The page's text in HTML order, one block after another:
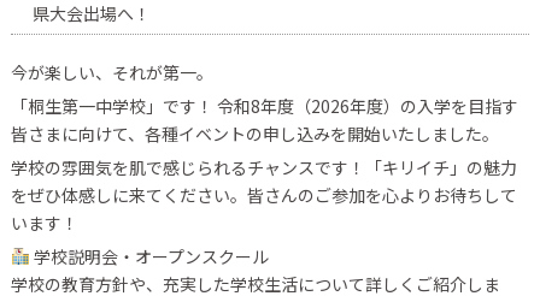
県大会出場へ！
今が楽しい、それが第一。
「桐生第一中学校」です！ 令和8年度（2026年度）の入学を目指す
皆さまに向けて、各種イベントの申し込みを開始いたしました。
学校の雰囲気を肌で感じられるチャンスです！「キリイチ」の魅力
をぜひ体感しに来てください。皆さんのご参加を心よりお待ちして
います！
学校説明会・オープンスクール
学校の教育方針や、充実した学校生活について詳しくご紹介しま